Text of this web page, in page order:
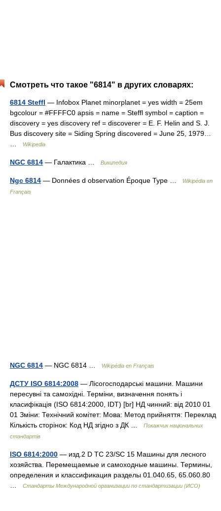
Смотреть что такое "6814" в других словарях:
6814 Steffl — Infobox Planet minorplanet = yes width = 25em
bgcolour = #FFFFC0 apsis = name = Steffl symbol = caption =
discovery = yes discovery ref = discoverer = E. F. Helin and S. J.
Bus discovery site = Siding Spring discovered = June 25, 1979…
Wikipedia
NGC 6814 — Галактика … Википедия
Ngc 6814 — Données d observation Époque Type …
Wikipédia en
Français
NGC 6814 — NGC 6814 … Wikipédia en Français
ДСТУ ISO 6814:2008 — Лісогосподарські машини. Машини
пересувні та самохідні. Терміни, визначення понять і
класифікація (ISO 6814:2000, IDT) [br] НД чинний: від 2010 01
01 Зміни: Технічний комітет: Мова: Метод прийняття: Переклад
Кількість сторінок: Код НД згідно з ДК …
Покажчик національних
стандартів
ISO 6814:2000 — изд.2 D TC 23/SC 15 Машины для лесного
хозяйства. Перемещаемые и самоходные машины. Термины,
определения и классификация разделы 01.040.65, 65.060.80
Стандарты Международной организации по стандартизации (ИСО)